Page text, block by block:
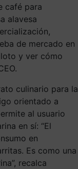
café para
alavesa
de mercado en
y ver cómo
culinario para la
orientado a
al usuario
en sí: “El
en
Es como una
recalca